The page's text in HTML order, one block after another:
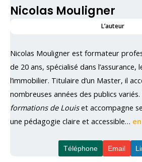
Nicolas Mouligner
L’auteur
Nicolas Mouligner est formateur
de 20 ans, spécialisé dans l’assurance,
l’immobilier. Titulaire d’un Master, il
nombreuses années des publics
formations de Louiset accompagne
une pédagogie claire et accessible…
Téléphone Email